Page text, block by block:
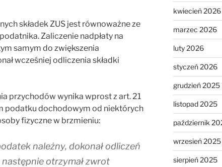
składek ZUS jest równoważne ze
Zaliczenie nadpłaty na
samym do zwiększenia
wcześniej odliczenia składki
przychodów wynika wprost z art. 21
podatku dochodowym od niektórych
fizyczne w brzmieniu:
należny, dokonał odliczeń
otrzymał zwrot
kwiecień 2026
marzec 2026
luty 2026
styczeń 2026
grudzień 2025
listopad 2025
październik
wrzesień 2025
sierpień 2025